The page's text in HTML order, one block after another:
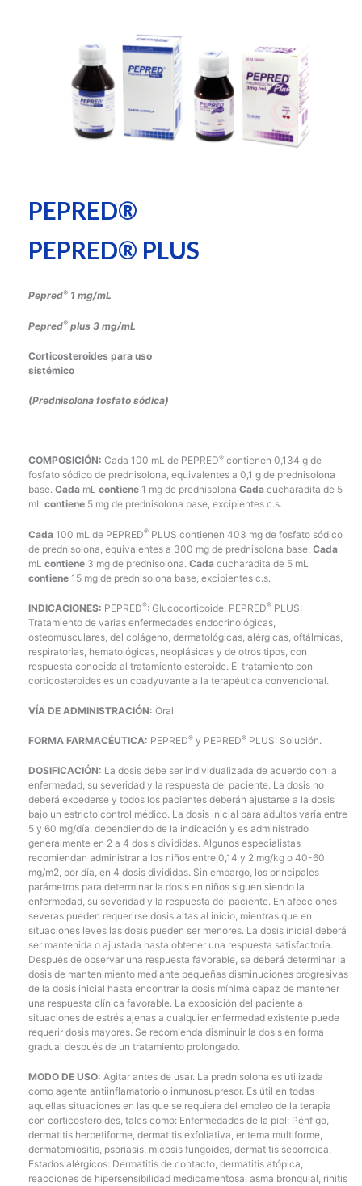
PEPRED®
PEPRED® PLUS
Pepred® 1 mg/mL
Pepred® plus 3 mg/mL
Corticosteroides para uso
sistémico
(Prednisolona fosfato sódica)
COMPOSICIÓN: Cada 100 mL de PEPRED® contienen 0,134 g de
fosfato sódico de prednisolona, equivalentes a 0,1 g de prednisolona
base. Cada mL contiene 1 mg de prednisolona Cada cucharadita de 5
mL contiene 5 mg de prednisolona base, excipientes c.s.
Cada 100 mL de PEPRED® PLUS contienen 403 mg de fosfato sódico
de prednisolona, equivalentes a 300 mg de prednisolona base. Cada
mL contiene 3 mg de prednisolona. Cada cucharadita de 5 mL
contiene 15 mg de prednisolona base, excipientes c.s.
INDICACIONES: PEPRED®: Glucocorticoide. PEPRED® PLUS:
Tratamiento de varias enfermedades endocrinológicas,
osteomusculares, del colágeno, dermatológicas, alérgicas, oftálmicas,
respiratorias, hematológicas, neoplásicas y de otros tipos, con
respuesta conocida al tratamiento esteroide. El tratamiento con
corticosteroides es un coadyuvante a la terapéutica convencional.
VÍA DE ADMINISTRACIÓN: Oral
FORMA FARMACÉUTICA: PEPRED® y PEPRED® PLUS: Solución.
DOSIFICACIÓN: La dosis debe ser individualizada de acuerdo con la
enfermedad, su severidad y la respuesta del paciente. La dosis no
deberá excederse y todos los pacientes deberán ajustarse a la dosis
bajo un estricto control médico. La dosis inicial para adultos varía entre
5 y 60 mg/día, dependiendo de la indicación y es administrado
generalmente en 2 a 4 dosis divididas. Algunos especialistas
recomiendan administrar a los niños entre 0,14 y 2 mg/kg o 40-60
mg/m2, por día, en 4 dosis divididas. Sin embargo, los principales
parámetros para determinar la dosis en niños siguen siendo la
enfermedad, su severidad y la respuesta del paciente. En afecciones
severas pueden requerirse dosis altas al inicio, mientras que en
situaciones leves las dosis pueden ser menores. La dosis inicial deberá
ser mantenida o ajustada hasta obtener una respuesta satisfactoria.
Después de observar una respuesta favorable, se deberá determinar la
dosis de mantenimiento mediante pequeñas disminuciones progresivas
de la dosis inicial hasta encontrar la dosis mínima capaz de mantener
una respuesta clínica favorable. La exposición del paciente a
situaciones de estrés ajenas a cualquier enfermedad existente puede
requerir dosis mayores. Se recomienda disminuir la dosis en forma
gradual después de un tratamiento prolongado.
MODO DE USO: Agitar antes de usar. La prednisolona es utilizada
como agente antiinflamatorio o inmunosupresor. Es útil en todas
aquellas situaciones en las que se requiera del empleo de la terapia
con corticosteroides, tales como: Enfermedades de la piel: Pénfigo,
dermatitis herpetiforme, dermatitis exfoliativa, eritema multiforme,
dermatomiositis, psoriasis, micosis fungoides, dermatitis seborreica.
Estados alérgicos: Dermatitis de contacto, dermatitis atópica,
reacciones de hipersensibilidad medicamentosa, asma bronquial, rinitis